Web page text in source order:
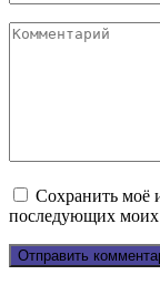
Комментарий
Сохранить моё
последующих моих